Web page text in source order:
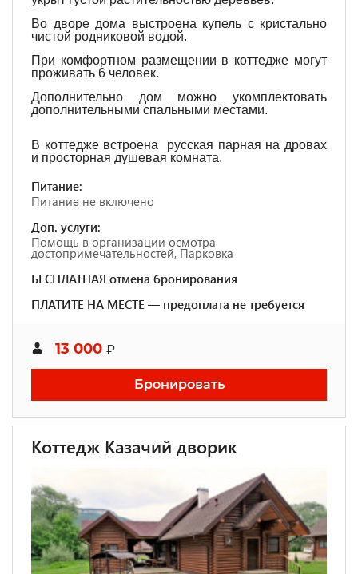
Во дворе дома выстроена купель с кристально
чистой родниковой водой.
При комфортном размещении в коттедже могут
проживать 6 человек.
Дополнительно дом можно укомплектовать
дополнительными спальными местами.
В коттедже встроена русская парная на дровах
и просторная душевая комната.
Питание:
Питание не включено
Доп. услуги:
Помощь в организации осмотра
достопримечательностей, Парковка
БЕСПЛАТНАЯ отмена бронирования
ПЛАТИТЕ НА МЕСТЕ — предоплата не требуется
13 000 ₽
Бронировать
Коттедж Казачий дворик